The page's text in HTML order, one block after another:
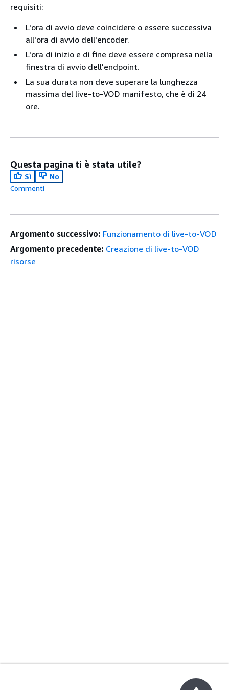
requisiti:
L'ora di avvio deve coincidere o essere successiva
all'ora di avvio dell'encoder.
L'ora di inizio e di fine deve essere compresa nella
finestra di avvio dell'endpoint.
La sua durata non deve superare la lunghezza
massima del live-to-VOD manifesto, che è di 24
ore.
Questa pagina ti è stata utile?
Sì
No
Commenti
Argomento successivo: Funzionamento di live-to-VOD
Argomento precedente: Creazione di live-to-VOD
risorse